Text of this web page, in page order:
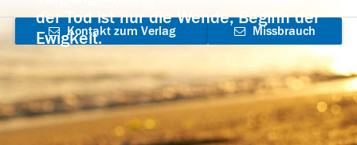
der Tod ist nur die Wende, Beginn der
Ewigkeit.
Kontakt zum Verlag
aufnehmen
Missbrauch